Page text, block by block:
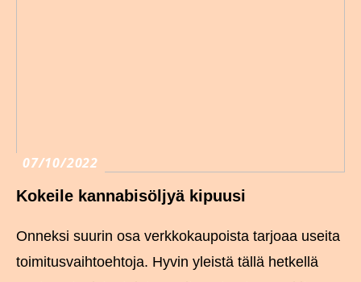
07/10/2022
Kokeile kannabisöljyä kipuusi
Onneksi suurin osa verkkokaupoista tarjoaa useita
toimitusvaihtoehtoja. Hyvin yleistä tällä hetkellä